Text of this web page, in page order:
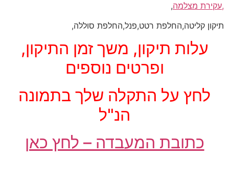
,עקירת מצלמה,
תיקון קליטה,החלפת רטט,פנל,החלפת סוללה,
עלות תיקון, משך זמן התיקון,
ופרטים נוספים
לחץ על התקלה שלך בתמונה
הנ"ל
כתובת המעבדה – לחץ כאן